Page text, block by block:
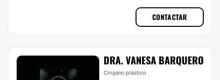
CONTACTAR
DRA. VANESA BARQUERO
Cirujano plástico